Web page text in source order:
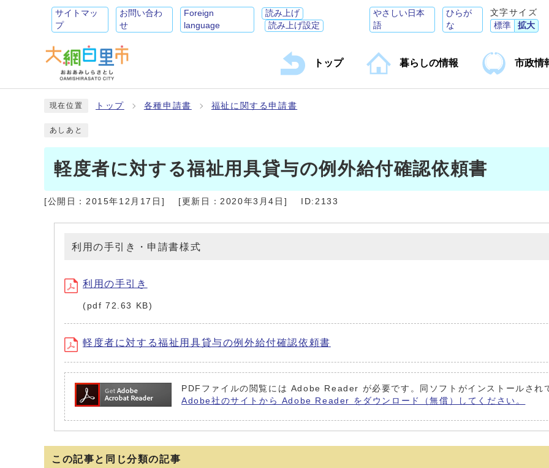
サイトマッ
プ
お問い合わ
せ
Foreign
language
読み上げ
読み上げ設定
やさしい日本
語
ひらが
な
文字サイズ
標準
拡大
トップ 暮らしの情報 市政情
現在位置 トップ 各種申請書 福祉に関する申請書
あしあと
軽度者に対する福祉用具貸与の例外給付確認依頼書
[公開日： 2015年12月17日 ] [更新日：2020年3月4日 ] ID:2133
利用の手引き・申請書様式
利用の手引き
(pdf 72.63 KB)
軽度者に対する福祉用具貸与の例外給付確認依頼書
PDFファイルの閲覧には Adobe Reader が必要です。同ソフトがインストールされ
Adobe社のサイトから Adobe Reader をダウンロード（無償）してください。
この記事と同じ分類の記事